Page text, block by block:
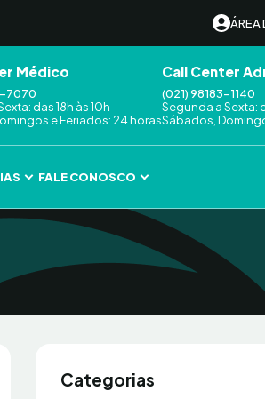
ÁREA
Médico
7070
das 18h às 10h
e Feriados: 24 horas
Call Center
(021) 98183-1140
Segunda a Sexta:
Sábados,
FALE CONOSCO
Categorias